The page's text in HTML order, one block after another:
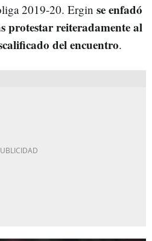
2019-20. Ergin se enfadó
protestar reiteradamente al
del encuentro.